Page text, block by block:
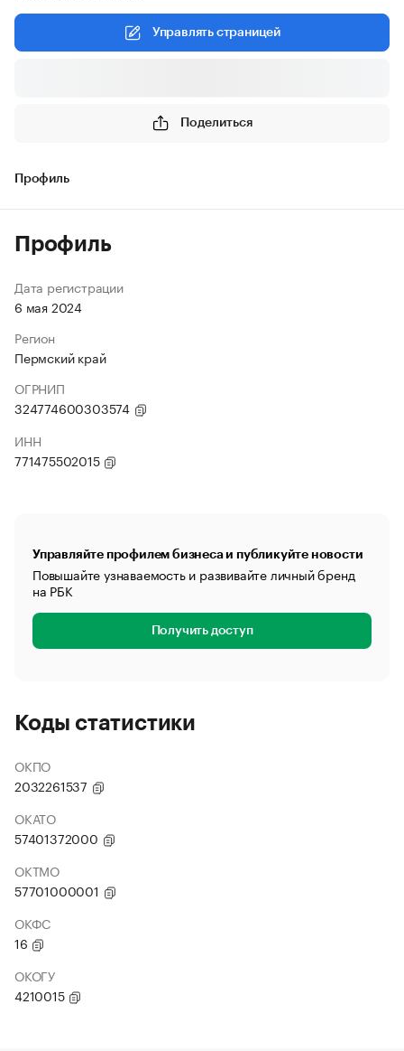
Управлять страницей
Поделиться
Профиль
Профиль
Дата регистрации
6 мая 2024
Регион
Пермский край
ОГРНИП
324774600303574
ИНН
771475502015
Управляйте профилем бизнеса и публикуйте новости
Повышайте узнаваемость и развивайте личный бренд
на РБК
Получить доступ
Коды статистики
ОКПО
2032261537
ОКАТО
57401372000
ОКТМО
57701000001
ОКФС
16
ОКОГУ
4210015